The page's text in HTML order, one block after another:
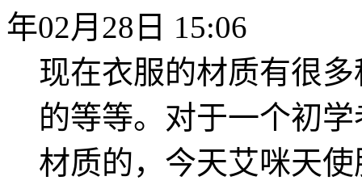
年02月28日 15:06
现在衣服的材质有很
的等等。对于一个初
材质的，今天艾咪天